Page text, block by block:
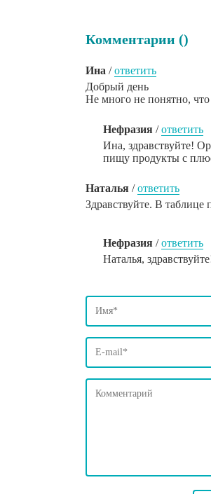
Комментарии ()
Ина /ответить
Добрый день
Не много не понятно,
Нефразия /ответить
Ина, здравствуйте!
пищу продукты с
Наталья /ответить
Здравствуйте. В таблице
Нефразия /ответить
Наталья,